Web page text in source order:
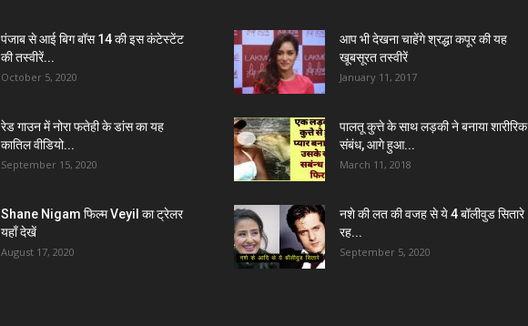
पंजाब से आई बिग बॉस 14 की इस कंटेस्टेंट
की तस्वीरें...
October 5, 2020
रेड गाउन में नोरा फतेही के डांस का यह
कातिल वीडियो...
September 15, 2020
Shane Nigam फिल्म Veyil का ट्रेलर
यहाँ देखें
August 17, 2020
आप भी देखना चाहेंगे श्रद्धा कपूर की यह
खूबसूरत तस्वीरें
January 11, 2017
पालतू कुत्ते के साथ लड़की ने बनाया शारीरिक
संबंध, आगे हुआ...
March 11, 2018
नशे की लत की वजह से ये 4 बॉलीवुड सितारे
रह...
September 5, 2020